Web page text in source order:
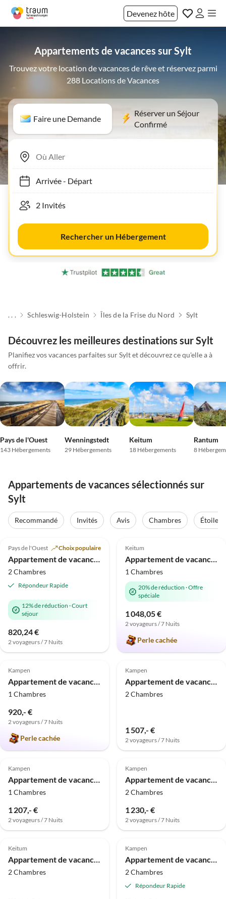
Devenez hôte
Appartements de vacances sur Sylt
Trouvez votre location de vacances de rêve et réservez parmi
288 Locations de Vacances
Faire une Demande
Réserver un Séjour
Confirmé
Arrivée- Départ
Rechercher un Hébergement
. . . Schleswig-Holstein Îles de la Frise du Nord Sylt
Découvrez les meilleures destinations sur Sylt
Planifiez vos vacances parfaites sur Sylt et découvrez ce qu'elle a à
offrir.
Pays de l'Ouest
143 Hébergements
Wenningstedt
29 Hébergements
Keitum
18 Hébergements
Rantum
8
Appartements de vacances sélectionnés sur
Sylt
Recommandé Invités Avis Chambres Étoiles
Meilleure
Annonce
Pays de l'Ouest Choix populaire
Appartement de vacances "Ambiente"
2 Chambres
Répondeur Rapide
12% de réduction ·Court
séjour
820,24 €
2 voyageurs / 7 Nuits
Keitum
Appartement de vacances D'abord
1 Chambres
20% de réduction ·Offre
spéciale
1 048,05 €
2 voyageurs / 7 Nuits
Perle cachée
5.0 (1)
Kampen
Appartement de vacances Port de vacances
1 Chambres
920,- €
2 voyageurs / 7 Nuits
Perle cachée
Kampen
Appartement de vacances Sylt Perle
2 Chambres
1 507,- €
2 voyageurs / 7 Nuits
Kampen
Appartement de vacances Finkenwerder
1 Chambres
1 207,- €
2 voyageurs / 7 Nuits
Kampen
Appartement de vacances Möwennest
2 Chambres
1 230,- €
2 voyageurs / 7 Nuits
Keitum
Appartement de vacances Maison de campagne Westwind
2 Chambres
Kampen
Appartement de vacances Haubenblick
2 Chambres
Répondeur Rapide